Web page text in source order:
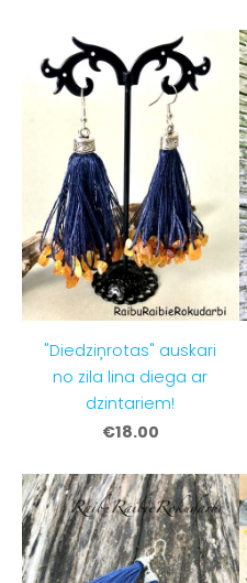
"Diedziņrotas" auskari
no zila lina diega ar
dzintariem!
€18.00